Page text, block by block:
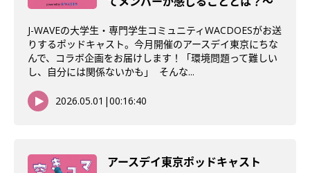
J-WAVEの大学生・専門学生コミュニティWACDOESがお送
りするポッドキャスト。今月開催のアースデイ東京にちな
んで、コラボ企画をお届けします！「環境問題って難しい
し、自分には関係ないかも」 そんな...
2026.05.01 |00:16:40
アースデイ東京ポッドキャスト